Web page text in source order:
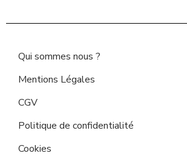
Qui sommes nous ?
Mentions Légales
CGV
Politique de confidentialité
Cookies